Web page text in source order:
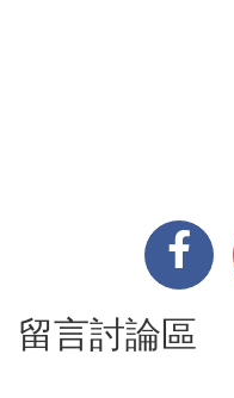
留言討論區